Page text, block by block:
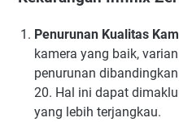
Penurunan Kualitas
kamera yang baik,
penurunan
20. Hal ini dapat
yang lebih terjangkau.